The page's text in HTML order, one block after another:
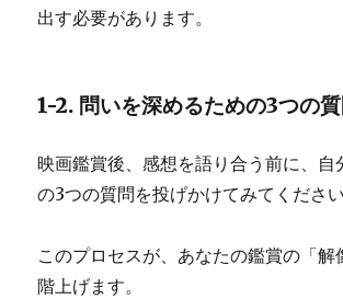
出す必要があります。
1-2. 問いを深めるための3つの
映画鑑賞後、感想を語り合う前に、自
の3つの質問を投げかけてみてください
このプロセスが、あなたの鑑賞の「解
階上げます。